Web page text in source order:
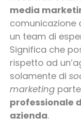
media
comunicazione
un team di
Significa che
rispetto ad
solamente di
marketing
professionale
azienda.